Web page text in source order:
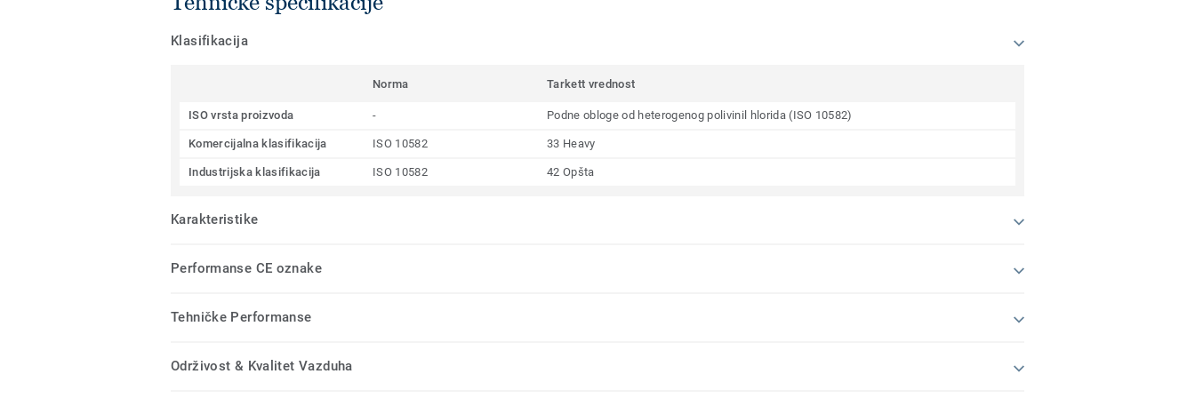
Klasifikacija
Norma Tarkett vrednost
ISO vrsta proizvoda - Podne obloge od heterogenog polivinil hlorida (ISO 10582)
Komercijalna klasifikacija ISO 10582 33 Heavy
Industrijska klasifikacija ISO 10582 42 Opšta
Karakteristike
Performanse CE oznake
Tehničke Performanse
Održivost & Kvalitet Vazduha